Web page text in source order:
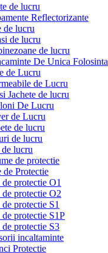
de lucru
Reflectorizante
de lucru
de lucru
de lucru
De Unica Folosinta
de Lucru
de Lucru
Jachete de lucru
De Lucru
de Lucru
de lucru
de lucru
de lucru
de protectie
de Protectie
protectie O1
protectie O2
protectie S1
protectie S1P
protectie S3
incaltaminte
Protectie